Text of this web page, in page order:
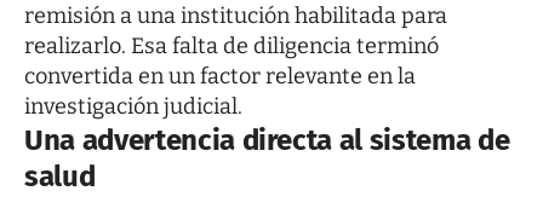
remisión a una institución habilitada para
realizarlo. Esa falta de diligencia terminó
convertida en un factor relevante en la
investigación judicial.
Una advertencia directa al sistema de
salud